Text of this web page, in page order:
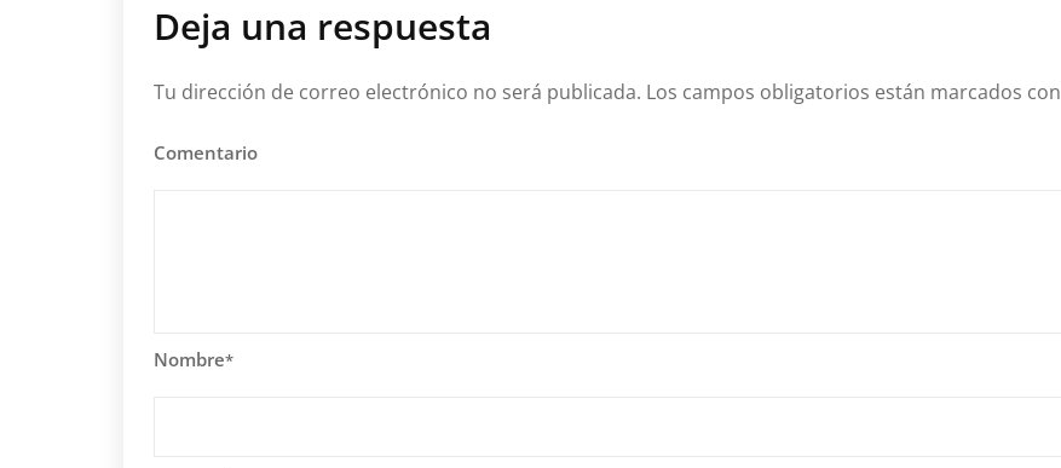
Deja una respuesta
Tu dirección de correo electrónico no será publicada. Los campos obligatorios están marcados con
Comentario
Nombre*